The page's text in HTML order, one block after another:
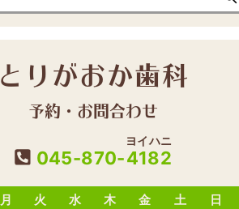
とりがおか歯科
予約・お問合わせ
045-870-4182
ヨイハニ
月 火 水 木 金 土
日